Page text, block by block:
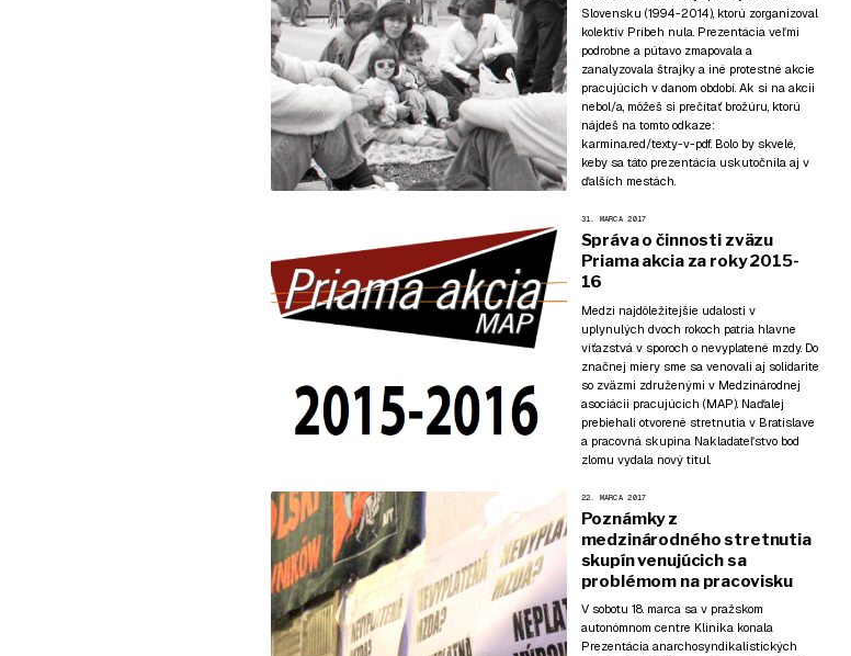
Slovensku (1994-2014), ktorú zorganizoval
kolektív Príbeh nula. Prezentácia veľmi
podrobne a pútavo zmapovala a
zanalyzovala štrajky a iné protestné akcie
pracujúcich v danom období. Ak si na akcii
nebol/a, môžeš si prečítať brožúru, ktorú
nájdeš na tomto odkaze:
karmina.red/texty-v-pdf. Bolo by skvelé,
keby sa táto prezentácia uskutočnila aj v
ďalších mestách.
31. MARCA 2017
Správa o činnosti zväzu
Priama akcia za roky 2015-
16
Medzi najdôležitejšie udalosti v
uplynulých dvoch rokoch patria hlavne
víťazstvá v sporoch o nevyplatené mzdy. Do
značnej miery sme sa venovali aj solidarite
so zväzmi združenými v Medzinárodnej
asociácii pracujúcich (MAP). Naďalej
prebiehali otvorené stretnutia v Bratislave
a pracovná skupina Nakladateľstvo bod
zlomu vydala nový titul.
22. MARCA 2017
Poznámky z
medzinárodného stretnutia
skupín venujúcich sa
problémom na pracovisku
V sobotu 18. marca sa v pražskom
autonómnom centre Klinika konala
Prezentácia anarchosyndikalistických